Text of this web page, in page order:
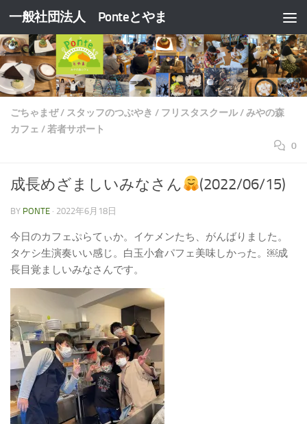
コンテンツへスキップ
一般社団法人 Ponteとやま
ごちゃまぜ/ スタッフのつぶやき / フリスタスクール/みやの森
カフェ /若者サポート
0
成長めざましいみなさん (2022/06/15)
BY PONTE · 2022年6月18日
今日のカフェぷらてぃか。イケメンたち、がんばりました。
タケシ生演奏いい感じ。白玉小倉パフェ美味しかった。￼成
長目覚ましいみなさんです。